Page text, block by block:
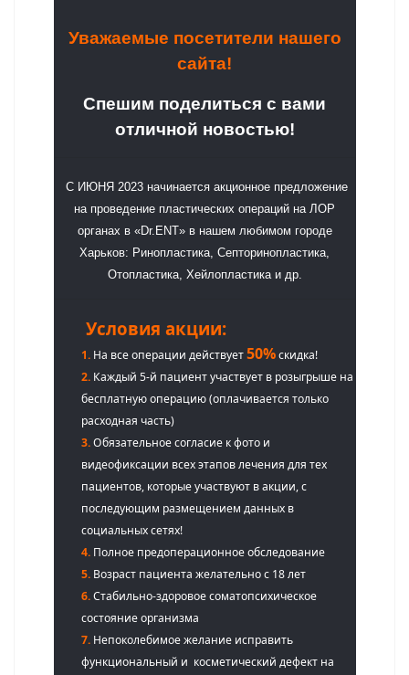
Уважаемые посетители нашего
сайта!
Спешим поделиться с вами
отличной новостью!
С ИЮНЯ 2023 начинается акционное предложение
на проведение пластических операций на ЛОР
органах в «Dr.ENT» в нашем любимом городе
Харьков: Ринопластика, Септоринопластика,
Отопластика, Хейлопластика и др.
Условия акции:
1.На все операции действует50%скидка!
2.Каждый 5-й пациент участвует в розыгрыше на
бесплатную операцию (оплачивается только
расходная часть)
3.Обязательное согласие к фото и
видеофиксации всех этапов лечения для тех
пациентов, которые участвуют в акции, с
последующим размещением данных в
социальных сетях!
4.Полное предоперационное обследование
5.Возраст пациента желательно с 18 лет
6.Стабильно-здоровое соматопсихическое
состояние организма
7.Непоколебимое желание исправить
функциональный и косметический дефект на